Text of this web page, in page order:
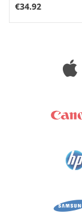
€34.92